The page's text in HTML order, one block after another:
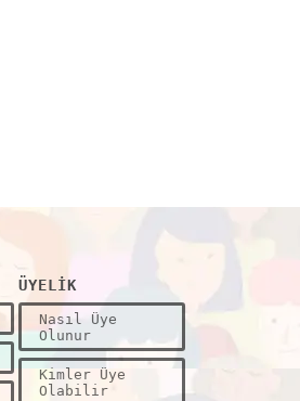
ÜYELİK
Nasıl Üye
Olunur
Kimler Üye
Olabilir